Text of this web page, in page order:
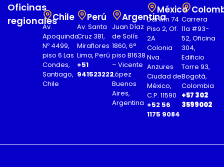
Oficinas
regionalesChile
Av.
Apoquindo
Nº 4499,
piso 6 Las
Condes,
Santiago,
Chile
Perú
Av. Santa
Cruz 381,
Miraflores
Lima, Perú
+51
941523222
Argentina
Juan Díaz
de Solís
1860, 6°
piso B1638
– Vicente
López
Buenos
Aires,
Argentina
México
Darwin 74
Piso 2, Of.
2A
Colonia
Nva.
Anzures
Ciudad de
México,
C.P. 11590
+52 56
1175 9084
Carrera
11a #93-
52, Oficina
304,
Edificio
Torre 93,
Bogotá,
Colombia
+57 302
3599002